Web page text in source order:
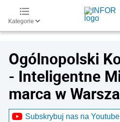
Kategorie
Ogólnopolski
- Inteligentne
marca w
Subskrybuj nas na Youtube